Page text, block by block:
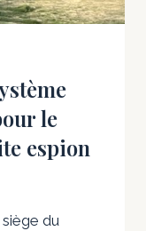
le
espion
du